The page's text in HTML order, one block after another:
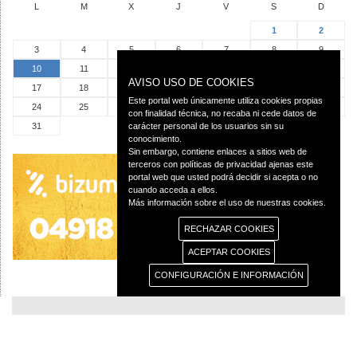
L M X J V S D
1
2
3
4 5 6 7 8
9
10
11
17
18 19 20 21
24
25 26 27 28 29
30
31
AVISO USO DE COOKIES
Este portal web únicamente utiliza cookies propias
con finalidad técnica, no recaba ni cede datos de
carácter personal de los usuarios sin su
conocimiento.
Sin embargo, contiene enlaces a sitios web de
terceros con políticas de privacidad ajenas este
portal web que usted podrá decidir si acepta o no
cuando acceda a ellos.
Más información sobre el uso de nuestras cookies.
RECHAZAR COOKIES
ACEPTAR COOKIES
CONFIGURACIÓN E INFORMACIÓN